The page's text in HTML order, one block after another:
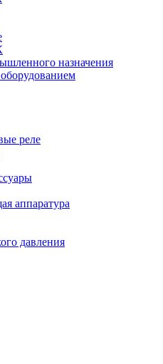
назначения
реле
аппаратура
давления